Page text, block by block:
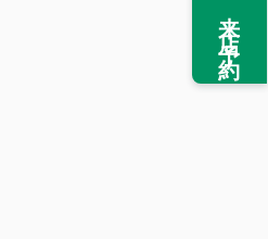
来店予約